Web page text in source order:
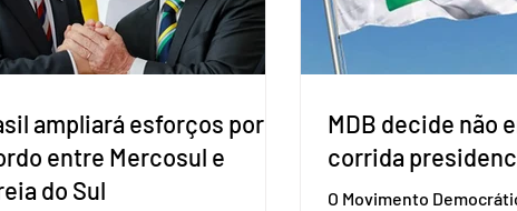
ampliará esforços por
entre Mercosul e
do Sul
MDB decide não
corrida
O Movimento